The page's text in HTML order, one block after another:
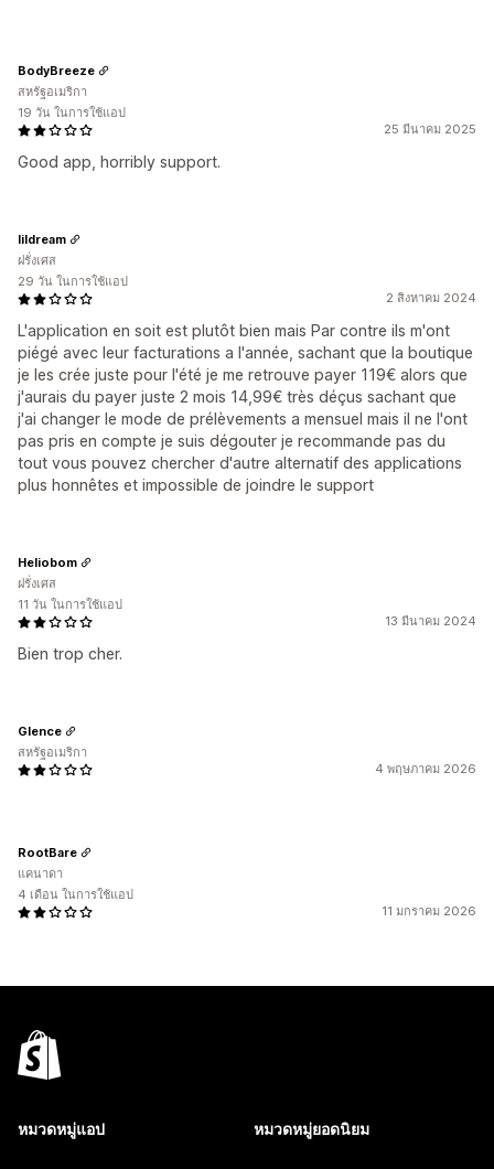
25 มีนาคม 2025
Good app, horribly support.
BodyBreeze
สหรัฐอเมริกา
19 วัน ในการใช้แอป
2 สิงหาคม 2024
L'application en soit est plutôt bien mais Par contre ils m'ont
piégé avec leur facturations a l'année, sachant que la boutique
je les crée juste pour l'été je me retrouve payer 119€ alors que
j'aurais du payer juste 2 mois 14,99€ très déçus sachant que
j'ai changer le mode de prélèvements a mensuel mais il ne l'ont
pas pris en compte je suis dégouter je recommande pas du
tout vous pouvez chercher d'autre alternatif des applications
plus honnêtes et impossible de joindre le support
lildream
ฝรั่งเศส
29 วัน ในการใช้แอป
13 มีนาคม 2024
Bien trop cher.
Heliobom
ฝรั่งเศส
11 วัน ในการใช้แอป
4 พฤษภาคม 2026
Glence
สหรัฐอเมริกา
11 มกราคม 2026
RootBare
แคนาดา
4 เดือน ในการใช้แอป
หมวดหมู่แอป หมวดหมู่ยอดนิยม